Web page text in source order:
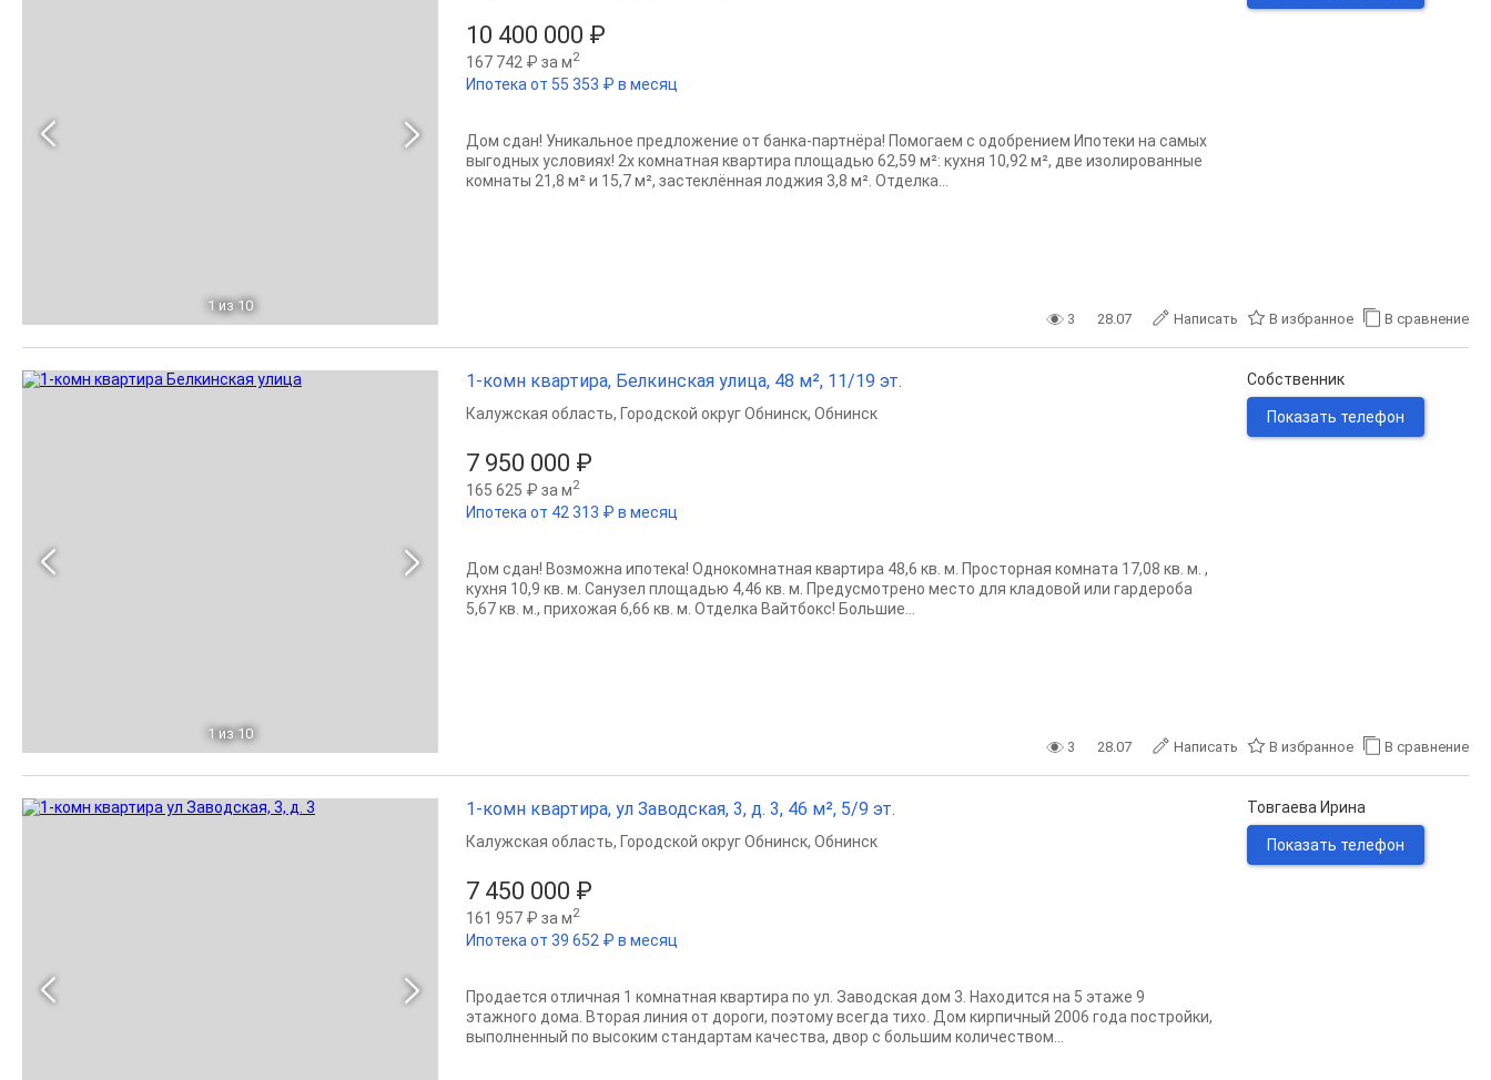
1 из 10
10 400 000 ₽
167 742 ₽ за м2
Ипотека от 55 353 ₽ в месяц
Дом сдан! Уникальное предложение от банка-партнёра! Помогаем с одобрением Ипотеки на самых
выгодных условиях! 2х комнатная квартира площадью 62,59 м²: кухня 10,92 м², две изолированные
комнаты 21,8 м² и 15,7 м², застеклённая лоджия 3,8 м². Отделка...
3 28.07 Написать В избранное В сравнение
1 из 10
1-комн квартира, Белкинская улица, 48 м², 11/19 эт.
7 950 000 ₽
165 625 ₽ за м2
Ипотека от 42 313 ₽ в месяц
Калужская область, Городской округ Обнинск, Обнинск
Дом сдан! Возможна ипотека! Однокомнатная квартира 48,6 кв. м. Просторная комната 17,08 кв. м. ,
кухня 10,9 кв. м. Санузел площадью 4,46 кв. м. Предусмотрено место для кладовой или гардероба
5,67 кв. м., прихожая 6,66 кв. м. Отделка Вайтбокс! Большие...
Собственник
Показать телефон
3 28.07 Написать В избранное В сравнение
1-комн квартира, ул Заводская, 3, д. 3, 46 м², 5/9 эт.
7 450 000 ₽
161 957 ₽ за м2
Ипотека от 39 652 ₽ в месяц
Калужская область, Городской округ Обнинск, Обнинск
Продается отличная 1 комнатная квартира по ул. Заводская дом 3. Находится на 5 этаже 9
этажного дома. Вторая линия от дороги, поэтому всегда тихо. Дом кирпичный 2006 года постройки,
выполненный по высоким стандартам качества, двор с большим количеством...
Товгаева Ирина
Показать телефон